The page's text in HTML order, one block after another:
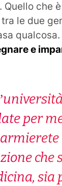
Quello che
le due
qualcosa.
e
per
che
sia